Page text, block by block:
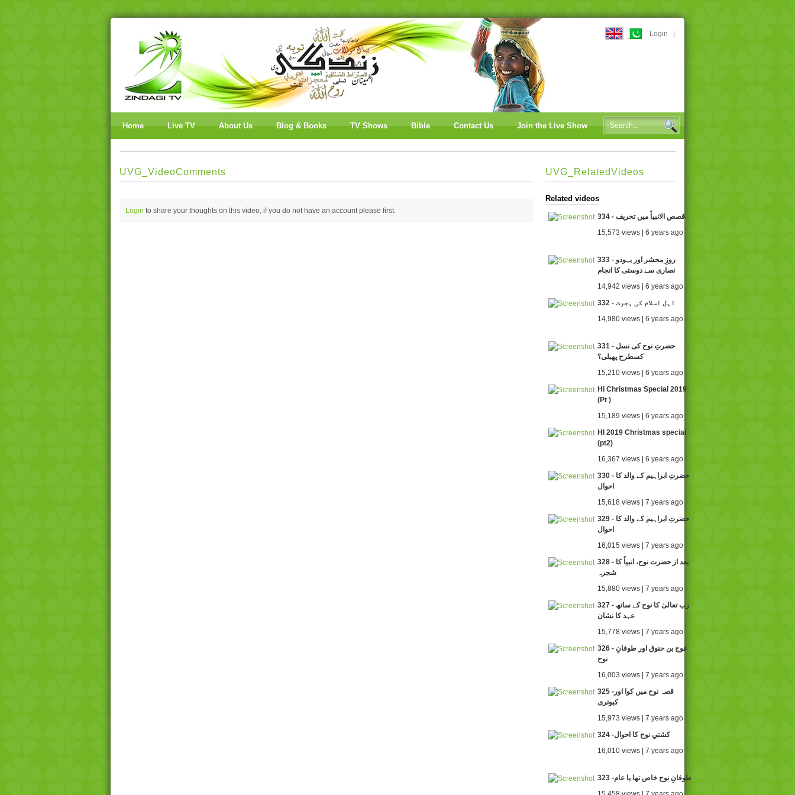
Login
Home Live TV About Us Blog & Books TV Shows Bible Contact Us Join the Live Show
UVG_VideoComments
Login to share your thoughts on this video, if you do not have an account please first.
UVG_RelatedVideos
Related videos
334 - قصص الانبیاٗ میں تحریف
15,573 views | 6 years ago
333 - روزِ محشر اور یہودو
نصاری سے دوستی کا انجام
14,942 views | 6 years ago
332 - اہل اسلام کی ہجرت
14,980 views | 6 years ago
331 - حضرتِ نوح کی نسل
کسطرح پھیلی؟
15,210 views | 6 years ago
HI Christmas Special 2019
(Pt )
15,189 views | 6 years ago
HI 2019 Christmas special
(pt2)
16,367 views | 6 years ago
330 - حضرتِ ابراہیم کے والد کا
احوال
15,618 views | 7 years ago
329 - حضرتِ ابراہیم کے والد کا
احوال
16,015 views | 7 years ago
328 - بعد از حضرت نوح، انبیاٗ کا
شجرہ
15,880 views | 7 years ago
327 - رب تعالیٰ کا نوح کے ساتھ
عہد کا نشان
15,778 views | 7 years ago
326 - عوج بن حنوق اور طوفانِ
نوح
16,003 views | 7 years ago
325 -قصہ نوح میں کوا اور
کبوتری
15,973 views | 7 years ago
324 -کشتیِ نوح کا احوال
16,010 views | 7 years ago
323 -طوفانِ نوح خاص تھا یا عام